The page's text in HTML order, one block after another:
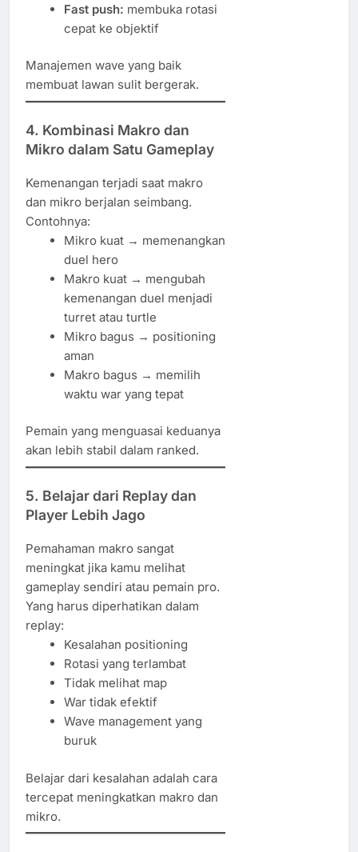
Fast push: membuka rotasi
cepat ke objektif
Manajemen wave yang baik
membuat lawan sulit bergerak.
4. Kombinasi Makro dan
Mikro dalam Satu Gameplay
Kemenangan terjadi saat makro
dan mikro berjalan seimbang.
Contohnya:
Mikro kuat → memenangkan
duel hero
Makro kuat → mengubah
kemenangan duel menjadi
turret atau turtle
Mikro bagus → positioning
aman
Makro bagus → memilih
waktu war yang tepat
Pemain yang menguasai keduanya
akan lebih stabil dalam ranked.
5. Belajar dari Replay dan
Player Lebih Jago
Pemahaman makro sangat
meningkat jika kamu melihat
gameplay sendiri atau pemain pro.
Yang harus diperhatikan dalam
replay:
Kesalahan positioning
Rotasi yang terlambat
Tidak melihat map
War tidak efektif
Wave management yang
buruk
Belajar dari kesalahan adalah cara
tercepat meningkatkan makro dan
mikro.